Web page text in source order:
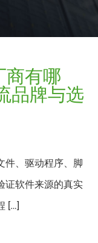
商有哪
品牌与选
件、驱动程序、脚
证软件来源的真实
[…]